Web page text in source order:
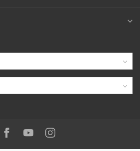
Follow us on:
Facebook
YoutubeInstagram